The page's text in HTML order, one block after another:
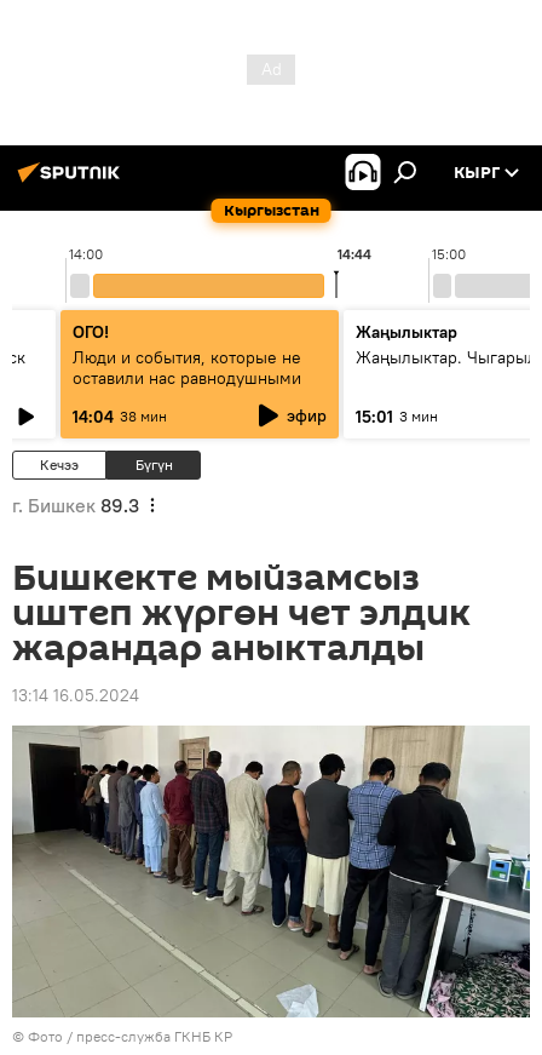
Кыргызстан
КЫРГ
14:00 15:00
14:44
ОГО!
Люди и события, которые не
оставили нас равнодушными
14:04 38 мин эфир
Жаңылыктар
Жаңылыктар.
15:01 3 мин
Кечээ Бүгүн
г. Бишкек 89.3
Бишкекте мыйзамсыз
иштеп жүргөн чет элдик
жарандар аныкталды
13:14 16.05.2024
© Фото / пресс-служба ГКНБ КР